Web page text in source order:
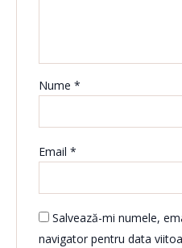
Nume *
Email *
Salvează-mi numele,
navigator pentru data